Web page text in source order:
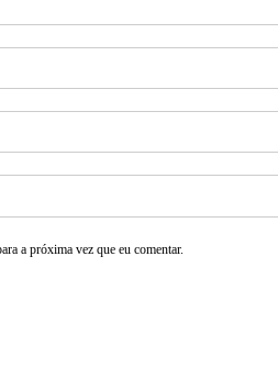
a próxima vez que eu comentar.